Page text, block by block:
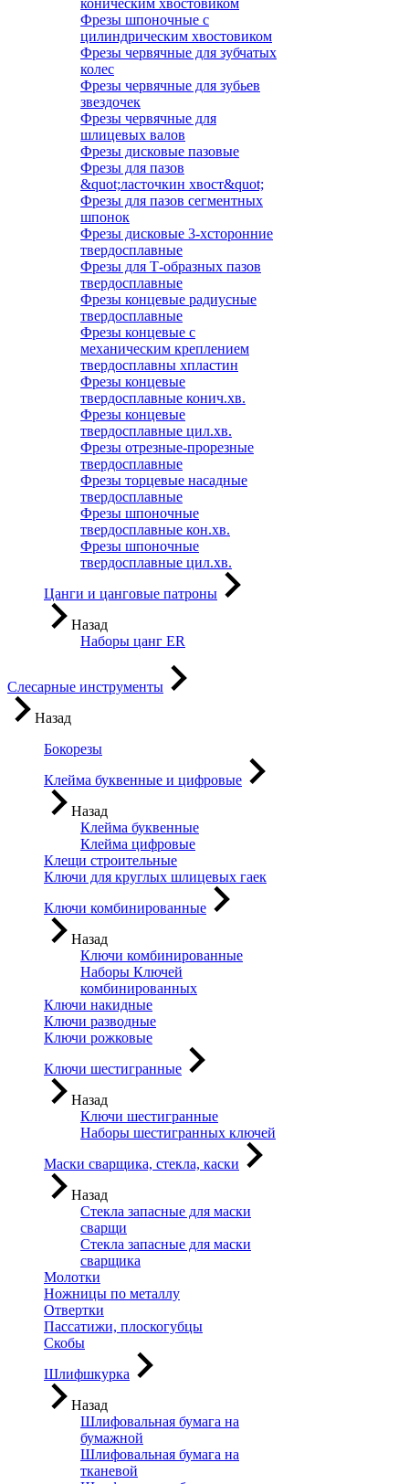
коническим хвостовиком
Фрезы шпоночные с
цилиндрическим хвостовиком
Фрезы червячные для зубчатых
колес
Фрезы червячные для зубьев
звездочек
Фрезы червячные для
шлицевых валов
Фрезы дисковые пазовые
Фрезы для пазов
&quot;ласточкин хвост&quot;
Фрезы для пазов сегментных
шпонок
Фрезы дисковые 3-хсторонние
твердосплавные
Фрезы для Т-образных пазов
твердосплавные
Фрезы концевые радиусные
твердосплавные
Фрезы концевые с
механическим креплением
твердосплавны хпластин
Фрезы концевые
твердосплавные конич.хв.
Фрезы концевые
твердосплавные цил.хв.
Фрезы отрезные-прорезные
твердосплавные
Фрезы торцевые насадные
твердосплавные
Фрезы шпоночные
твердосплавные кон.хв.
Фрезы шпоночные
твердосплавные цил.хв.
Цанги и цанговые патроны
Назад
Наборы цанг ER
Слесарные инструменты
Назад
Бокорезы
Клейма буквенные и цифровые
Назад
Клейма буквенные
Клейма цифровые
Клещи строительные
Ключи для круглых шлицевых гаек
Ключи комбинированные
Назад
Ключи комбинированные
Наборы Ключей
комбинированных
Ключи накидные
Ключи разводные
Ключи рожковые
Ключи шестигранные
Назад
Ключи шестигранные
Наборы шестигранных ключей
Маски сварщика, стекла, каски
Назад
Стекла запасные для маски
сварщи
Стекла запасные для маски
сварщика
Молотки
Ножницы по металлу
Отвертки
Пассатижи, плоскогубцы
Скобы
Шлифшкурка
Назад
Шлифовальная бумага на
бумажной
Шлифовальная бумага на
тканевой